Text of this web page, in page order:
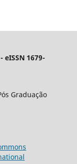
eISSN 1679-
Graduação